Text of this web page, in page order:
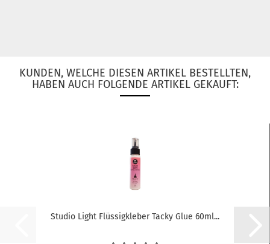
KUNDEN, WELCHE DIESEN ARTIKEL BESTELLTEN,
HABEN AUCH FOLGENDE ARTIKEL GEKAUFT:
Studio Light Flüssigkleber Tacky Glue 60ml...